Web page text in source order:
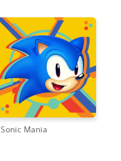
Sonic Mania